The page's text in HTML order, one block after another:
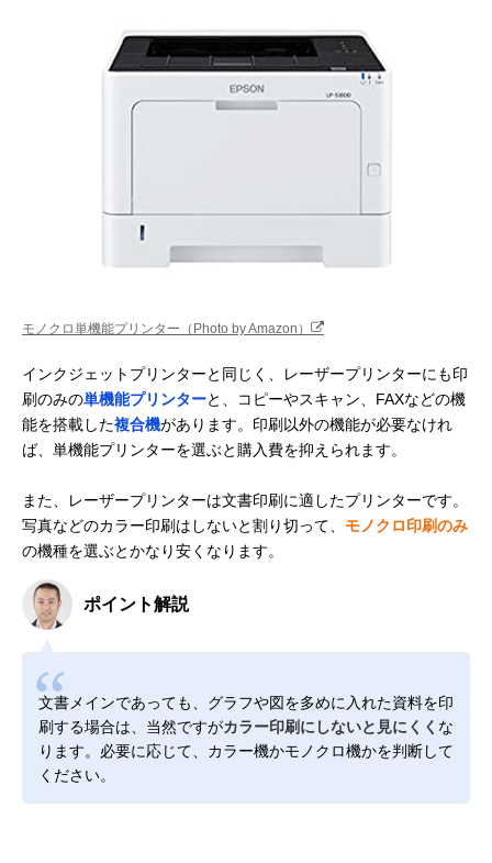
モノクロ単機能プリンター（Photo by Amazon）
インクジェットプリンターと同じく、レーザープリンターにも印
刷のみの単機能プリンターと、コピーやスキャン、FAXなどの機
能を搭載した複合機があります。印刷以外の機能が必要なけれ
ば、単機能プリンターを選ぶと購入費を抑えられます。
また、レーザープリンターは文書印刷に適したプリンターです。
写真などのカラー印刷はしないと割り切って、 モノクロ印刷のみ
の機種を選ぶとかなり安くなります。
ポイント解説
文書メインであっても、グラフや図を多めに入れた資料を印
刷する場合は、当然ですがカラー印刷にしないと見にくく な
ります。必要に応じて、カラー機かモノクロ機かを判断して
ください。